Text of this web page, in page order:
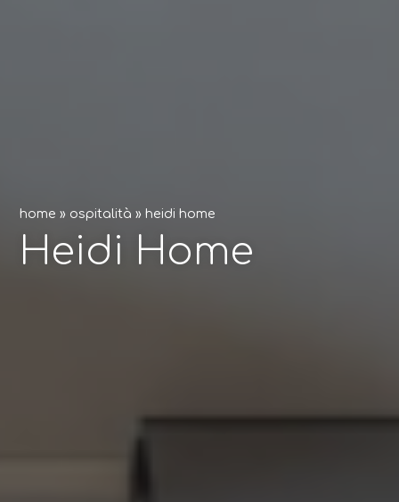
home » ospitalità »heidi home
Heidi Home